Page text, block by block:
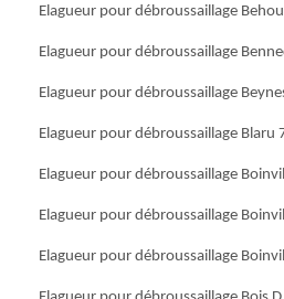
Elagueur pour débroussaillage
Elagueur pour débroussaillage
Elagueur pour débroussaillage
Elagueur pour débroussaillage Blaru
Elagueur pour débroussaillage
Elagueur pour débroussaillage
Elagueur pour débroussaillage